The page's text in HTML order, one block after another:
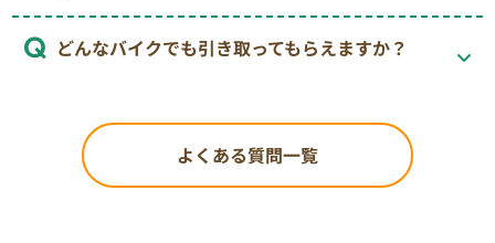
どんなバイクでも引き取ってもらえますか？
よくある質問一覧